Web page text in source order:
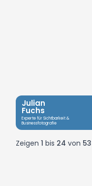
Julian
Fuchs
Experte für Sichtbarkeit &
Businessfotografie
Zeigen 1 bis 24 von 53